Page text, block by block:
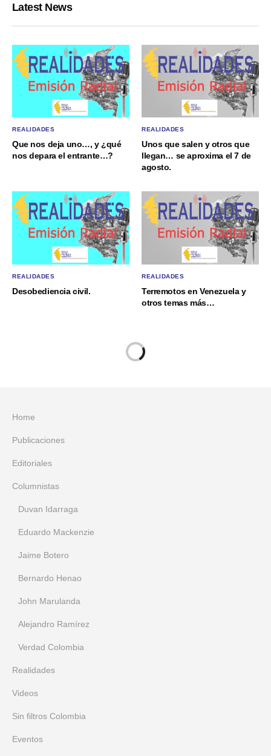
Latest News
REALIDADES
Que nos deja uno…, y ¿qué
nos depara el entrante…?
REALIDADES
Unos que salen y otros que
llegan… se aproxima el 7 de
agosto.
REALIDADES
Desobediencia civil.
REALIDADES
Terremotos en Venezuela y
otros temas más…
Home
Publicaciones
Editoriales
Columnistas
Duvan Idarraga
Eduardo Mackenzie
Jaime Botero
Bernardo Henao
John Marulanda
Alejandro Ramírez
Verdad Colombia
Realidades
Videos
Sin filtros Colombia
Eventos